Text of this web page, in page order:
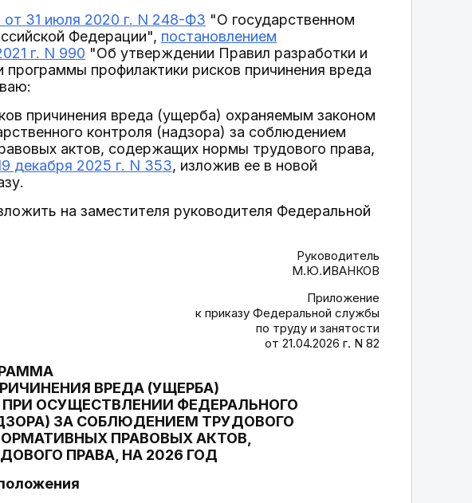
от 31 июля 2020 г. N 248-ФЗ "О государственном
Федерации", постановлением
г. N 990 "Об утверждении Правил разработки и
профилактики рисков причинения вреда
причинения вреда (ущерба) охраняемым законом
контроля (надзора) за соблюдением
актов, содержащих нормы трудового права,
декабря 2025 г. N 353, изложив ее в новой
на заместителя руководителя Федеральной
Руководитель
М.Ю.ИВАНКОВ
Приложение
к приказу Федеральной службы
по труду и занятости
от 21.04.2026 г. N 82
ВРЕДА (УЩЕРБА)
ОСУЩЕСТВЛЕНИИ ФЕДЕРАЛЬНОГО
ЗА СОБЛЮДЕНИЕМ ТРУДОВОГО
ПРАВОВЫХ АКТОВ,
ПРАВА, НА 2026 ГОД